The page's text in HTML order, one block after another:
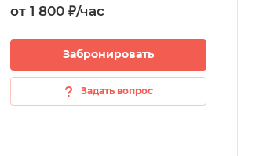
от 1 800 ₽/час
Забронировать
Задать вопрос